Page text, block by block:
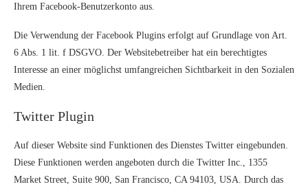
Ihrem Facebook-Benutzerkonto aus.
Die Verwendung der Facebook Plugins erfolgt auf Grundlage von Art.
6 Abs. 1 lit. f DSGVO. Der Websitebetreiber hat ein berechtigtes
Interesse an einer möglichst umfangreichen Sichtbarkeit in den Sozialen
Medien.
Twitter Plugin
Auf dieser Website sind Funktionen des Dienstes Twitter eingebunden.
Diese Funktionen werden angeboten durch die Twitter Inc., 1355
Market Street, Suite 900, San Francisco, CA 94103, USA. Durch das